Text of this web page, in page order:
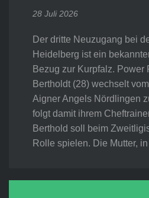
28 Juli 2026
Der dritte Neuzugang bei
Heidelberg ist ein
Bezug zur Kurpfalz. Power
Bertholdt (28) wechselt
Aigner Angels Nördlingen
folgt damit ihrem
Berthold soll beim
Rolle spielen. Die Mutter,